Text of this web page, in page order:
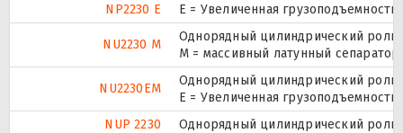
NP2230 E
Е = Увеличенная грузоподъемность.
NU2230 M
Однорядный цилиндрический
M = массивный латунный сепаратор.
NU2230EM
Однорядный цилиндрический
E = Увеличенная
NUP 2230
Однорядный цилиндрический